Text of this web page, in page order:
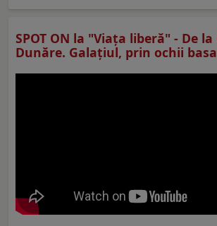
SPOT ON la "Viaţa liberă" - De
Dunăre. Galațiul, prin ochii